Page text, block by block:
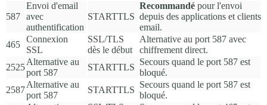
587
Envoi d'email
avec
authentification
STARTTLS
Recommandé pour l'envoi
depuis des applications et clients
email.
465
Connexion
SSL
SSL/TLS
dès le début
Alternative au port 587 avec
chiffrement direct.
2525
Alternative au
port 587
STARTTLS
Secours quand le port 587 est
bloqué.
2587
Alternative au
port 587
STARTTLS
Secours quand le port 587 est
bloqué.